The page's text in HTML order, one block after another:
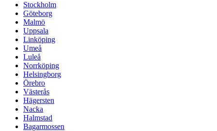
Stockholm
Göteborg
Malmö
Uppsala
Linköping
Umeå
Luleå
Norrköping
Helsingborg
Örebro
Västerås
Hägersten
Nacka
Halmstad
Bagarmossen